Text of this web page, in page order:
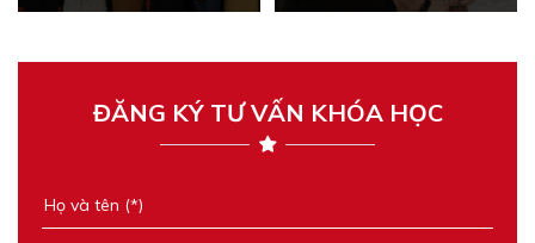
ĐĂNG KÝ TƯ VẤN KHÓA HỌC